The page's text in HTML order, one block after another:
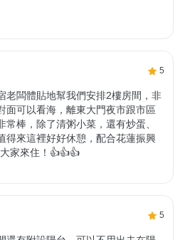
5
老闆體貼地幫我們安排2樓房間，非
面可以看海，離東大門夜市跟市區
棒，除了清粥小菜，還有炒蛋、
得來這裡好好休憩，配合花蓮振興
家來住！👍👍👍
5